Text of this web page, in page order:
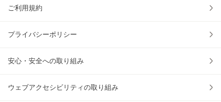
ご利用規約
プライバシーポリシー
安心・安全への取り組み
ウェブアクセシビリティの取り組み